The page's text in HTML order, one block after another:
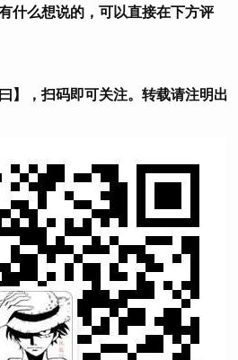
什么想说的，可以直接在下方评
】，扫码即可关注。转载请注明出